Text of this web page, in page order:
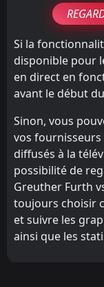
Si la
disponible pour
en direct en
avant le début
Sinon, vous
vos
diffusés à la
possibilité de
Greuther Furth
toujours choisir
et suivre les
ainsi que les